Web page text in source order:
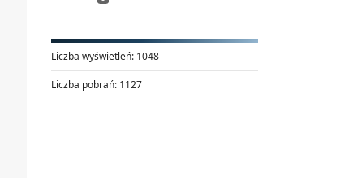
Liczba wyświetleń: 1048
Liczba pobrań: 1127